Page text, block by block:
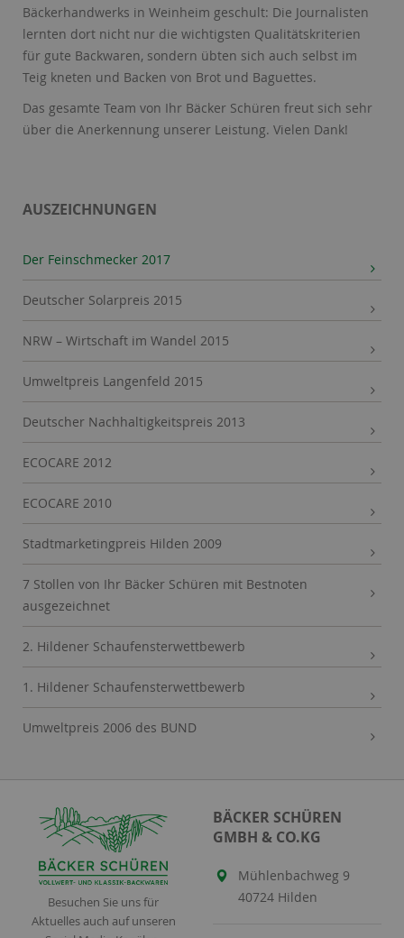
Bäckerhandwerks in Weinheim geschult: Die Journalisten
lernten dort nicht nur die wichtigsten Qualitätskriterien
für gute Backwaren, sondern übten sich auch selbst im
Teig kneten und Backen von Brot und Baguettes.
Das gesamte Team von Ihr Bäcker Schüren freut sich sehr
über die Anerkennung unserer Leistung. Vielen Dank!
AUSZEICHNUNGEN
Der Feinschmecker 2017
Deutscher Solarpreis 2015
NRW – Wirtschaft im Wandel 2015
Umweltpreis Langenfeld 2015
Deutscher Nachhaltigkeitspreis 2013
ECOCARE 2012
ECOCARE 2010
Stadtmarketingpreis Hilden 2009
7 Stollen von Ihr Bäcker Schüren mit Bestnoten
ausgezeichnet
2. Hildener Schaufensterwettbewerb
1. Hildener Schaufensterwettbewerb
Umweltpreis 2006 des BUND
Besuchen Sie uns für
Aktuelles auch auf unseren
BÄCKER SCHÜREN
GMBH & CO.KG
Mühlenbachweg 9
40724 Hilden